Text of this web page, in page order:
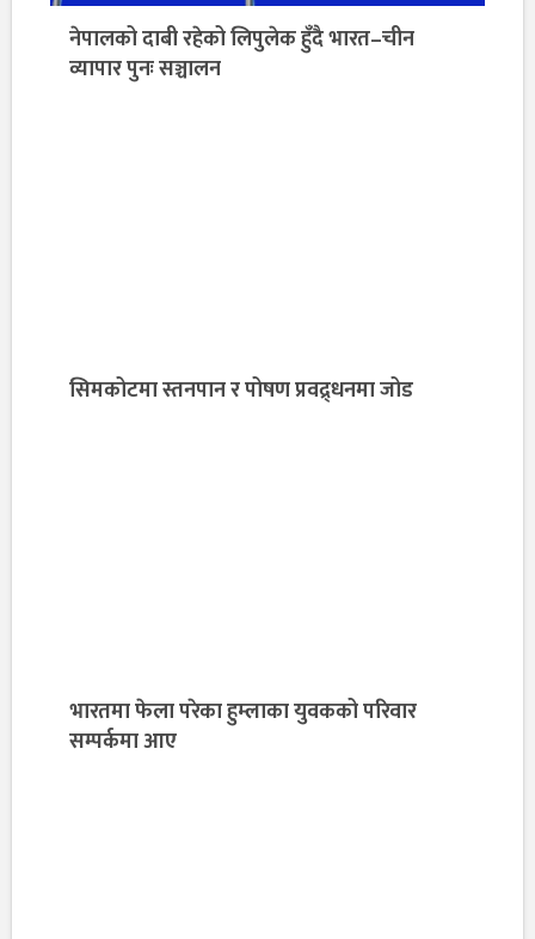
नेपालको दाबी रहेको लिपुलेक हुँदै भारत–चीन
व्यापार पुनः सञ्चालन
सिमकोटमा स्तनपान र पोषण प्रवद्र्धनमा जोड
भारतमा फेला परेका हुम्लाका युवकको परिवार
सम्पर्कमा आए